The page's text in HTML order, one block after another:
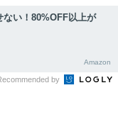
い！80%OFF以上が
Amazon
by